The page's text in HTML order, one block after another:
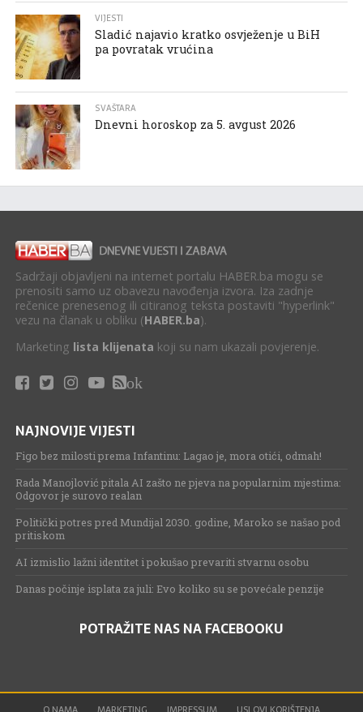
VIJESTI
Sladić najavio kratko osvježenje u BiH
pa povratak vrućina
SVAŠTARA
Dnevni horoskop za 5. avgust 2026
Sadržaji objavljeni na internet portalu HABER.ba mogu se
prenositi samo uz obavezu navođenja izvora. Iza zadnje
rečenice prenesenog ili citiranog teksta postaviti "hyperlink"
vezu na članak u obliku (HABER.ba).
Marketing lista klijenata koji su nam ukazali povjerenje.
ok
NAJNOVIJE VIJESTI
Figo bez milosti prema Infantinu: Lagao je, mora otići, odmah!
Rada Manojlović pitala AI zašto ne pjeva na popularnim mjestima:
Odgovor je surovo realan
Politički potres pred Mundijal 2030. godine, Maroko se našao pod
pritiskom
AI izmislio lažni identitet i pokušao prevariti stvarnu osobu
Danas počinje isplata za juli: Evo koliko su se povećale penzije
POTRAŽITE NAS NA FACEBOOKU